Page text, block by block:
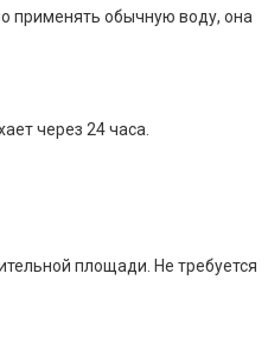
применять обычную воду, она
через 24 часа.
площади. Не требуется